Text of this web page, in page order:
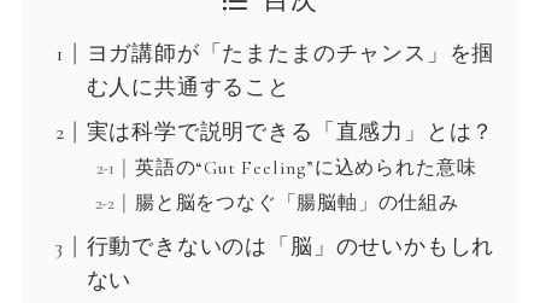
ヨガ講師が「たまたまのチャンス」を掴
む人に共通すること
実は科学で説明できる「直感力」とは？
英語の“Gut Feeling”に込められた意味
腸と脳をつなぐ「腸脳軸」の仕組み
行動できないのは「脳」のせいかもしれ
ない